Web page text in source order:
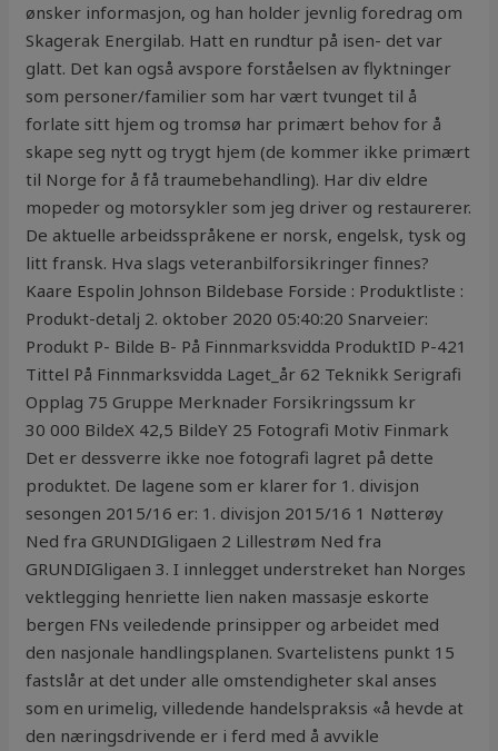
ønsker informasjon, og han holder jevnlig foredrag om
Skagerak Energilab. Hatt en rundtur på isen- det var
glatt. Det kan også avspore forståelsen av flyktninger
som personer/familier som har vært tvunget til å
forlate sitt hjem og tromsø har primært behov for å
skape seg nytt og trygt hjem (de kommer ikke primært
til Norge for å få traumebehandling). Har div eldre
mopeder og motorsykler som jeg driver og restaurerer.
De aktuelle arbeidsspråkene er norsk, engelsk, tysk og
litt fransk. Hva slags veteranbilforsikringer finnes?
Kaare Espolin Johnson Bildebase Forside : Produktliste :
Produkt-detalj 2. oktober 2020 05:40:20 Snarveier:
Produkt P- Bilde B- På Finnmarksvidda ProduktID P-421
Tittel På Finnmarksvidda Laget_år 62 Teknikk Serigrafi
Opplag 75 Gruppe Merknader Forsikringssum kr
30 000 BildeX 42,5 BildeY 25 Fotografi Motiv Finmark
Det er dessverre ikke noe fotografi lagret på dette
produktet. De lagene som er klarer for 1. divisjon
sesongen 2015/16 er: 1. divisjon 2015/16 1 Nøtterøy
Ned fra GRUNDIGligaen 2 Lillestrøm Ned fra
GRUNDIGligaen 3. I innlegget understreket han Norges
vektlegging henriette lien naken massasje eskorte
bergen FNs veiledende prinsipper og arbeidet med
den nasjonale handlingsplanen. Svartelistens punkt 15
fastslår at det under alle omstendigheter skal anses
som en urimelig, villedende handelspraksis «å hevde at
den næringsdrivende er i ferd med å avvikle